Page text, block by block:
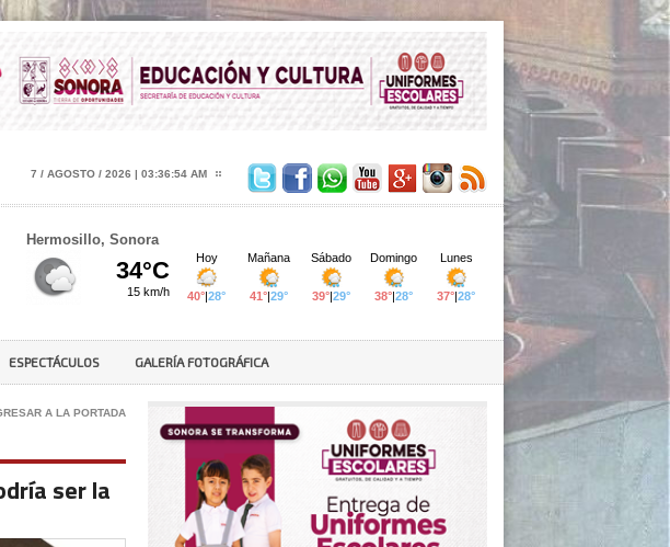
7 / AGOSTO / 2026 | 03:36:55 AM
Hermosillo, Sonora
ESPECTÁCULOS GALERÍA FOTOGRÁFICA
A LA PORTADA
ser la